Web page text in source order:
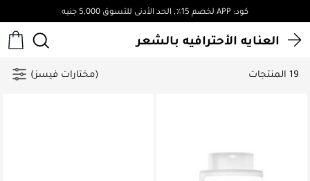
كود: APP لخصم 15٪, الحد الأدنى للتسوق 5,000 جنيه
العنايه الأحترافيه بالشعر
19 المنتجات (مختارات فيسز)